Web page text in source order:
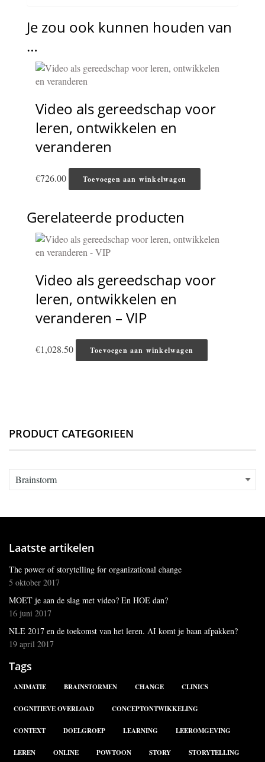
Je zou ook kunnen houden van
…
Video als gereedschap voor
leren, ontwikkelen en
veranderen
€726.00 Toevoegen aan winkelwagen
Gerelateerde producten
Video als gereedschap voor
leren, ontwikkelen en
veranderen – VIP
€1,028.50 Toevoegen aan winkelwagen
PRODUCT CATEGORIEEN
Laatste artikelen
The power of storytelling for organizational change
5 oktober 2017
MOET je aan de slag met video? En HOE dan?
16 juni 2017
NLE 2017 en de toekomst van het leren. AI komt je baan afpakken?
19 april 2017
Tags
ANIMATIE BRAINSTORMEN CHANGE CLINICS
COGNITIEVE OVERLOAD CONCEPTONTWIKKELING
CONTEXT DOELGROEP LEARNING LEEROMGEVING
LEREN ONLINE POWTOON STORY STORYTELLING